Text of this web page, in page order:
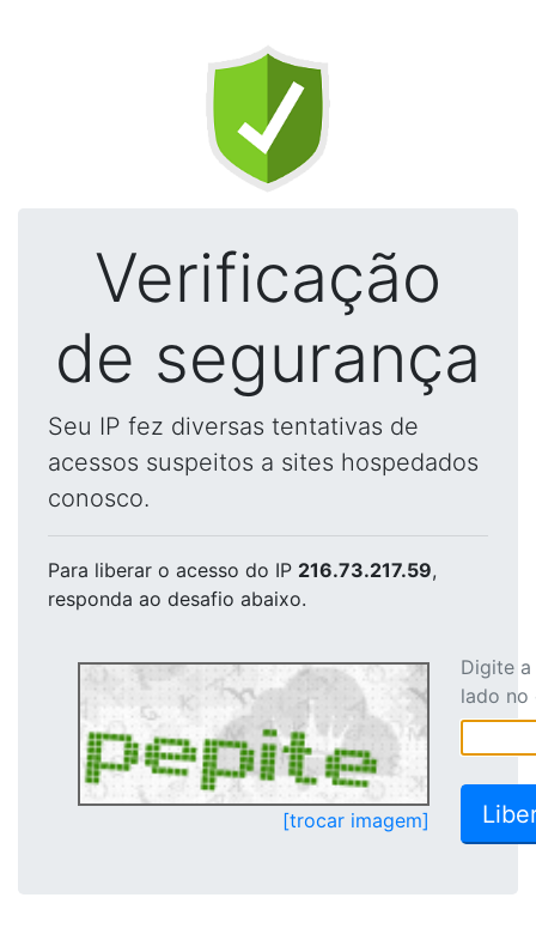
Verificação
de segurança
Seu IP fez diversas tentativas de
acessos suspeitos a sites hospedados
conosco.
Para liberar o acesso do IP 216.73.217.59,
responda ao desafio abaixo.
[trocar imagem]
Digite
lado no